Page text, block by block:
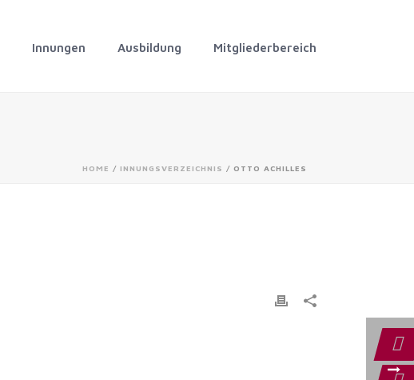
Innungen Ausbildung Mitgliederbereich
HOME / INNUNGSVERZEICHNIS / OTTO ACHILLES